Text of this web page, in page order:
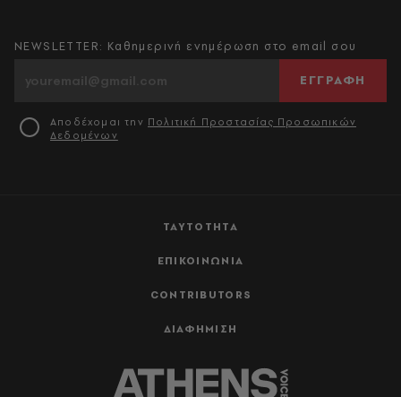
ΤΑΥΤΟΤΗΤΑ
ΕΠΙΚΟΙΝΩΝΙΑ
CONTRIBUTORS
ΔΙΑΦΗΜΙΣΗ
NEWSLETTER: Καθημερινή ενημέρωση στο email σου
ΕΓΓΡΑΦΗ
Αποδέχομαι την Πολιτική Προστασίας Προσωπικών
Δεδομένων